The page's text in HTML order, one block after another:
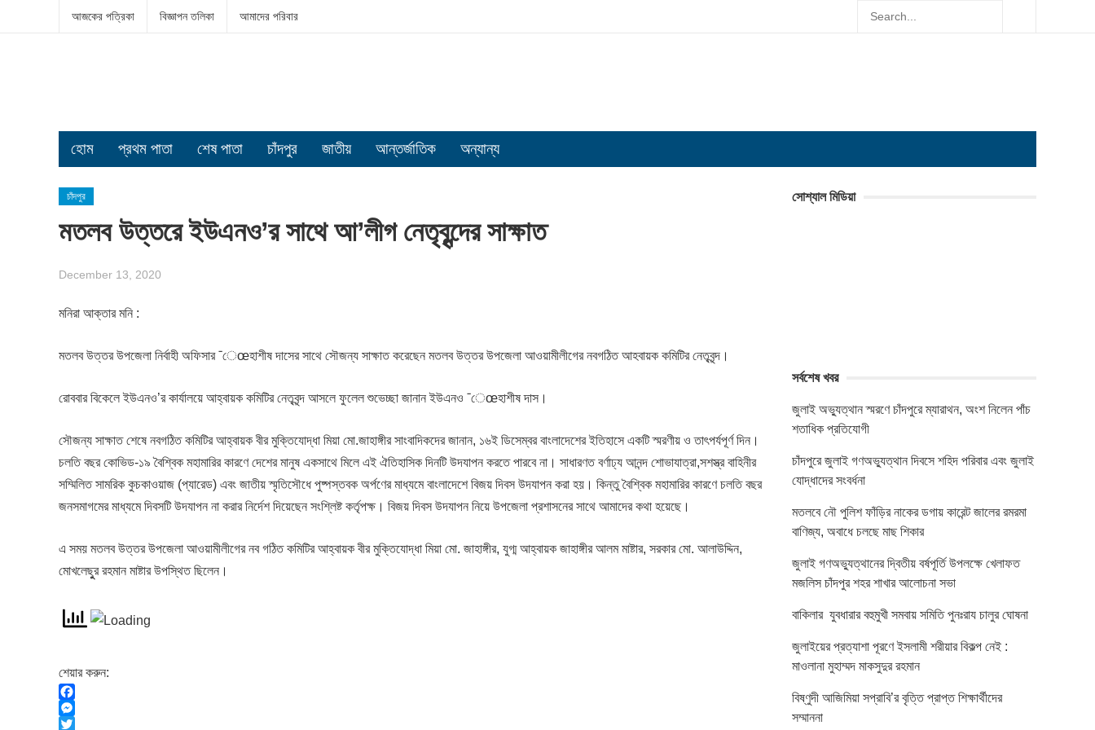
আজকের পত্রিকা বিজ্ঞাপন তলিকা আমাদের পরিবার
হোম প্রথম পাতা শেষ পাতা চাঁদপুর জাতীয় আন্তর্জাতিক অন্যান্য
চাঁদপুর
মতলব উত্তরে ইউএনও’র সাথে আ’লীগ নেতৃবৃন্দের সাক্ষাত
December 13, 2020
মনিরা আক্তার মনি :
মতলব উত্তর উপজেলা নির্বাহী অফিসার ¯েœহাশীষ দাসের সাথে সৌজন্য সাক্ষাত করেছেন মতলব উত্তর উপজেলা আওয়ামীলীগের নবগঠিত আহবায়ক কমিটির নেতৃবৃন্দ।
রোববার বিকেলে ইউএনও’র কার্যালয়ে আহ্বায়ক কমিটির নেতৃবৃন্দ আসলে ফুলেল শুভেচ্ছা জানান ইউএনও ¯েœহাশীষ দাস।
সৌজন্য সাক্ষাত শেষে নবগঠিত কমিটির আহ্বায়ক বীর মুক্তিযোদ্ধা মিয়া মো.জাহাঙ্গীর সাংবাদিকদের জানান, ১৬ই ডিসেম্বর বাংলাদেশের ইতিহাসে একটি স্মরণীয় ও তাৎপর্যপূর্ণ দিন।
চলতি বছর কোভিড-১৯ বৈশ্বিক মহামারির কারণে দেশের মানুষ একসাথে মিলে এই ঐতিহাসিক দিনটি উদযাপন করতে পারবে না। সাধারণত বর্ণাঢ্য আনন্দ শোভাযাত্রা,সশস্ত্র বাহিনীর
সম্মিলিত সামরিক কুচকাওয়াজ (প্যারেড) এবং জাতীয় স্মৃতিসৌধে পুষ্পস্তবক অর্পণের মাধ্যমে বাংলাদেশে বিজয় দিবস উদযাপন করা হয়। কিন্তু বৈশ্বিক মহামারির কারণে চলতি বছর
জনসমাগমের মাধ্যমে দিবসটি উদযাপন না করার নির্দেশ দিয়েছেন সংশ্লিষ্ট কর্তৃপক্ষ। বিজয় দিবস উদযাপন নিয়ে উপজেলা প্রশাসনের সাথে আমাদের কথা হয়েছে।
এ সময় মতলব উত্তর উপজেলা আওয়ামীলীগের নব গঠিত কমিটির আহ্বায়ক বীর মুক্তিযোদ্ধা মিয়া মো. জাহাঙ্গীর, যুগ্ম আহ্বায়ক জাহাঙ্গীর আলম মাষ্টার, সরকার মো. আলাউদ্দিন,
মোখলেছুুর রহমান মাষ্টার উপস্থিত ছিলেন।
শেয়ার করুন:
F
a
M
সোশ্যাল মিডিয়া
সর্বশেষ খবর
জুলাই অভ্যুত্থান স্মরণে চাঁদপুরে ম্যারাথন, অংশ নিলেন পাঁচ
শতাধিক প্রতিযোগী
চাঁদপুরে জুলাই গণঅভ্যুত্থান দিবসে শহিদ পরিবার এবং জুলাই
যোদ্ধাদের সংবর্ধনা
মতলবে নৌ পুলিশ ফাঁড়ির নাকের ডগায় কারেন্ট জালের রমরমা
বাণিজ্য, অবাধে চলছে মাছ শিকার
জুলাই গণঅভ্যুত্থানের দ্বিতীয় বর্ষপূর্তি উপলক্ষে খেলাফত
মজলিস চাঁদপুর শহর শাখার আলোচনা সভা
বাকিলার যুবধারার বহুমুখী সমবায় সমিতি পুনঃরায চালুর ঘোষনা
জুলাইয়ের প্রত্যাশা পূরণে ইসলামী শরীয়ার বিকল্প নেই :
মাওলানা মুহাম্মদ মাকসুদুর রহমান
বিষ্ণুদী আজিমিয়া সপ্রাবি’র বৃত্তি প্রাপ্ত শিক্ষার্থীদের
সম্মাননা